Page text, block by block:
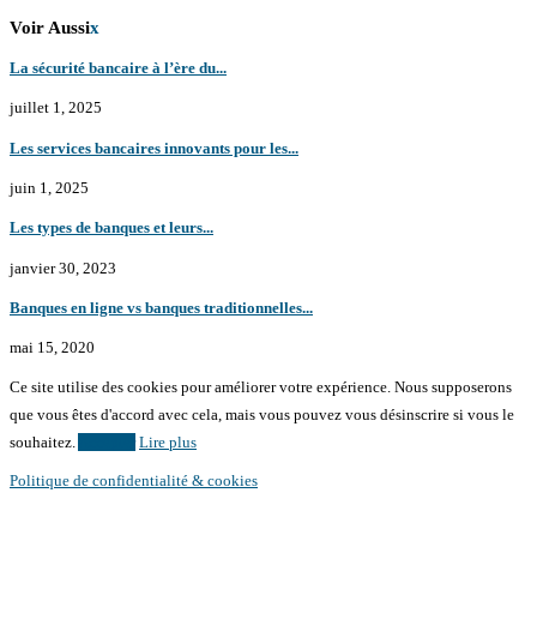
Voir Aussix
La sécurité bancaire à l’ère du...
juillet 1, 2025
Les services bancaires innovants pour les...
juin 1, 2025
Les types de banques et leurs...
janvier 30, 2023
Banques en ligne vs banques traditionnelles...
mai 15, 2020
Ce site utilise des cookies pour améliorer votre expérience. Nous supposerons
que vous êtes d'accord avec cela, mais vous pouvez vous désinscrire si vous le
souhaitez.
Lire plus
Politique de confidentialité & cookies